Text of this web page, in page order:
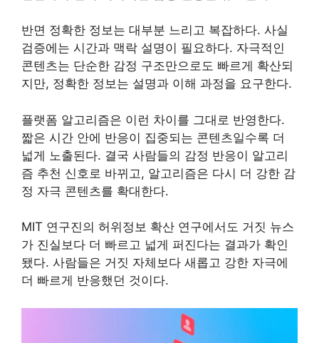
반면 정확한 정보는 대부분 느리고 복잡하다. 사실
검증에는 시간과 맥락 설명이 필요하다. 자극적인
콘텐츠는 단순한 감정 구조만으로도 빠르게 확산되
지만, 정확한 정보는 설명과 이해 과정을 요구한다.
플랫폼 알고리즘은 이런 차이를 그대로 반영한다.
짧은 시간 안에 반응이 집중되는 콘텐츠일수록 더
넓게 노출된다. 결국 사람들의 감정 반응이 알고리
즘 추천 신호로 바뀌고, 알고리즘은 다시 더 강한 감
정 자극 콘텐츠를 확대한다.
MIT 연구진의 허위정보 확산 연구에서도 거짓 뉴스
가 진실보다 더 빠르고 넓게 퍼진다는 결과가 확인
됐다. 사람들은 거짓 자체보다 새롭고 강한 자극에
더 빠르게 반응했던 것이다.